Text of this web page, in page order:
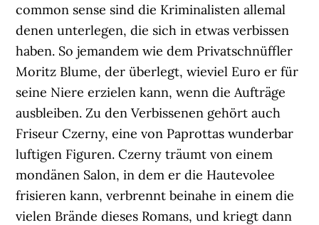
common sense sind die Kriminalisten allemal
denen unterlegen, die sich in etwas verbissen
haben. So jemandem wie dem Privatschnüffler
Moritz Blume, der überlegt, wieviel Euro er für
seine Niere erzielen kann, wenn die Aufträge
ausbleiben. Zu den Verbissenen gehört auch
Friseur Czerny, eine von Paprottas wunderbar
luftigen Figuren. Czerny träumt von einem
mondänen Salon, in dem er die Hautevolee
frisieren kann, verbrennt beinahe in einem die
vielen Brände dieses Romans, und kriegt dann